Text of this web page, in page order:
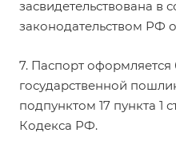
засвидетельствована в
законодательством РФ
7. Паспорт оформляется
государственной
подпунктом 17 пункта 1
Кодекса РФ.